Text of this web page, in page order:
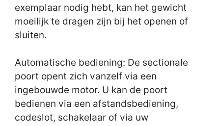
exemplaar nodig hebt, kan het gewicht
moeilijk te dragen zijn bij het openen of
sluiten.
Automatische bediening: De sectionale
poort opent zich vanzelf via een
ingebouwde motor. U kan de poort
bedienen via een afstandsbediening,
codeslot, schakelaar of via uw